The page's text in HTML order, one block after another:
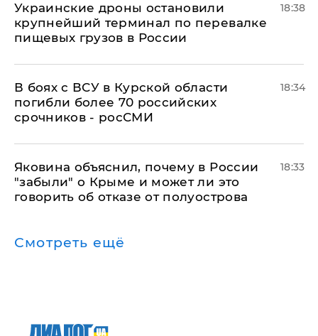
Украинские дроны остановили
крупнейший терминал по перевалке
пищевых грузов в России
18:38
В боях с ВСУ в Курской области
погибли более 70 российских
срочников - росСМИ
18:34
Яковина объяснил, почему в России
"забыли" о Крыме и может ли это
говорить об отказе от полуострова
18:33
Смотреть ещё